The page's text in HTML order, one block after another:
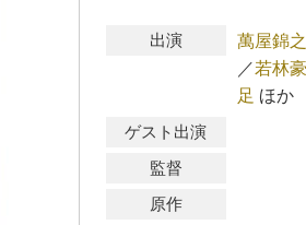
出演 萬屋錦
／若林豪
足 ほか
ゲスト出演
監督
原作